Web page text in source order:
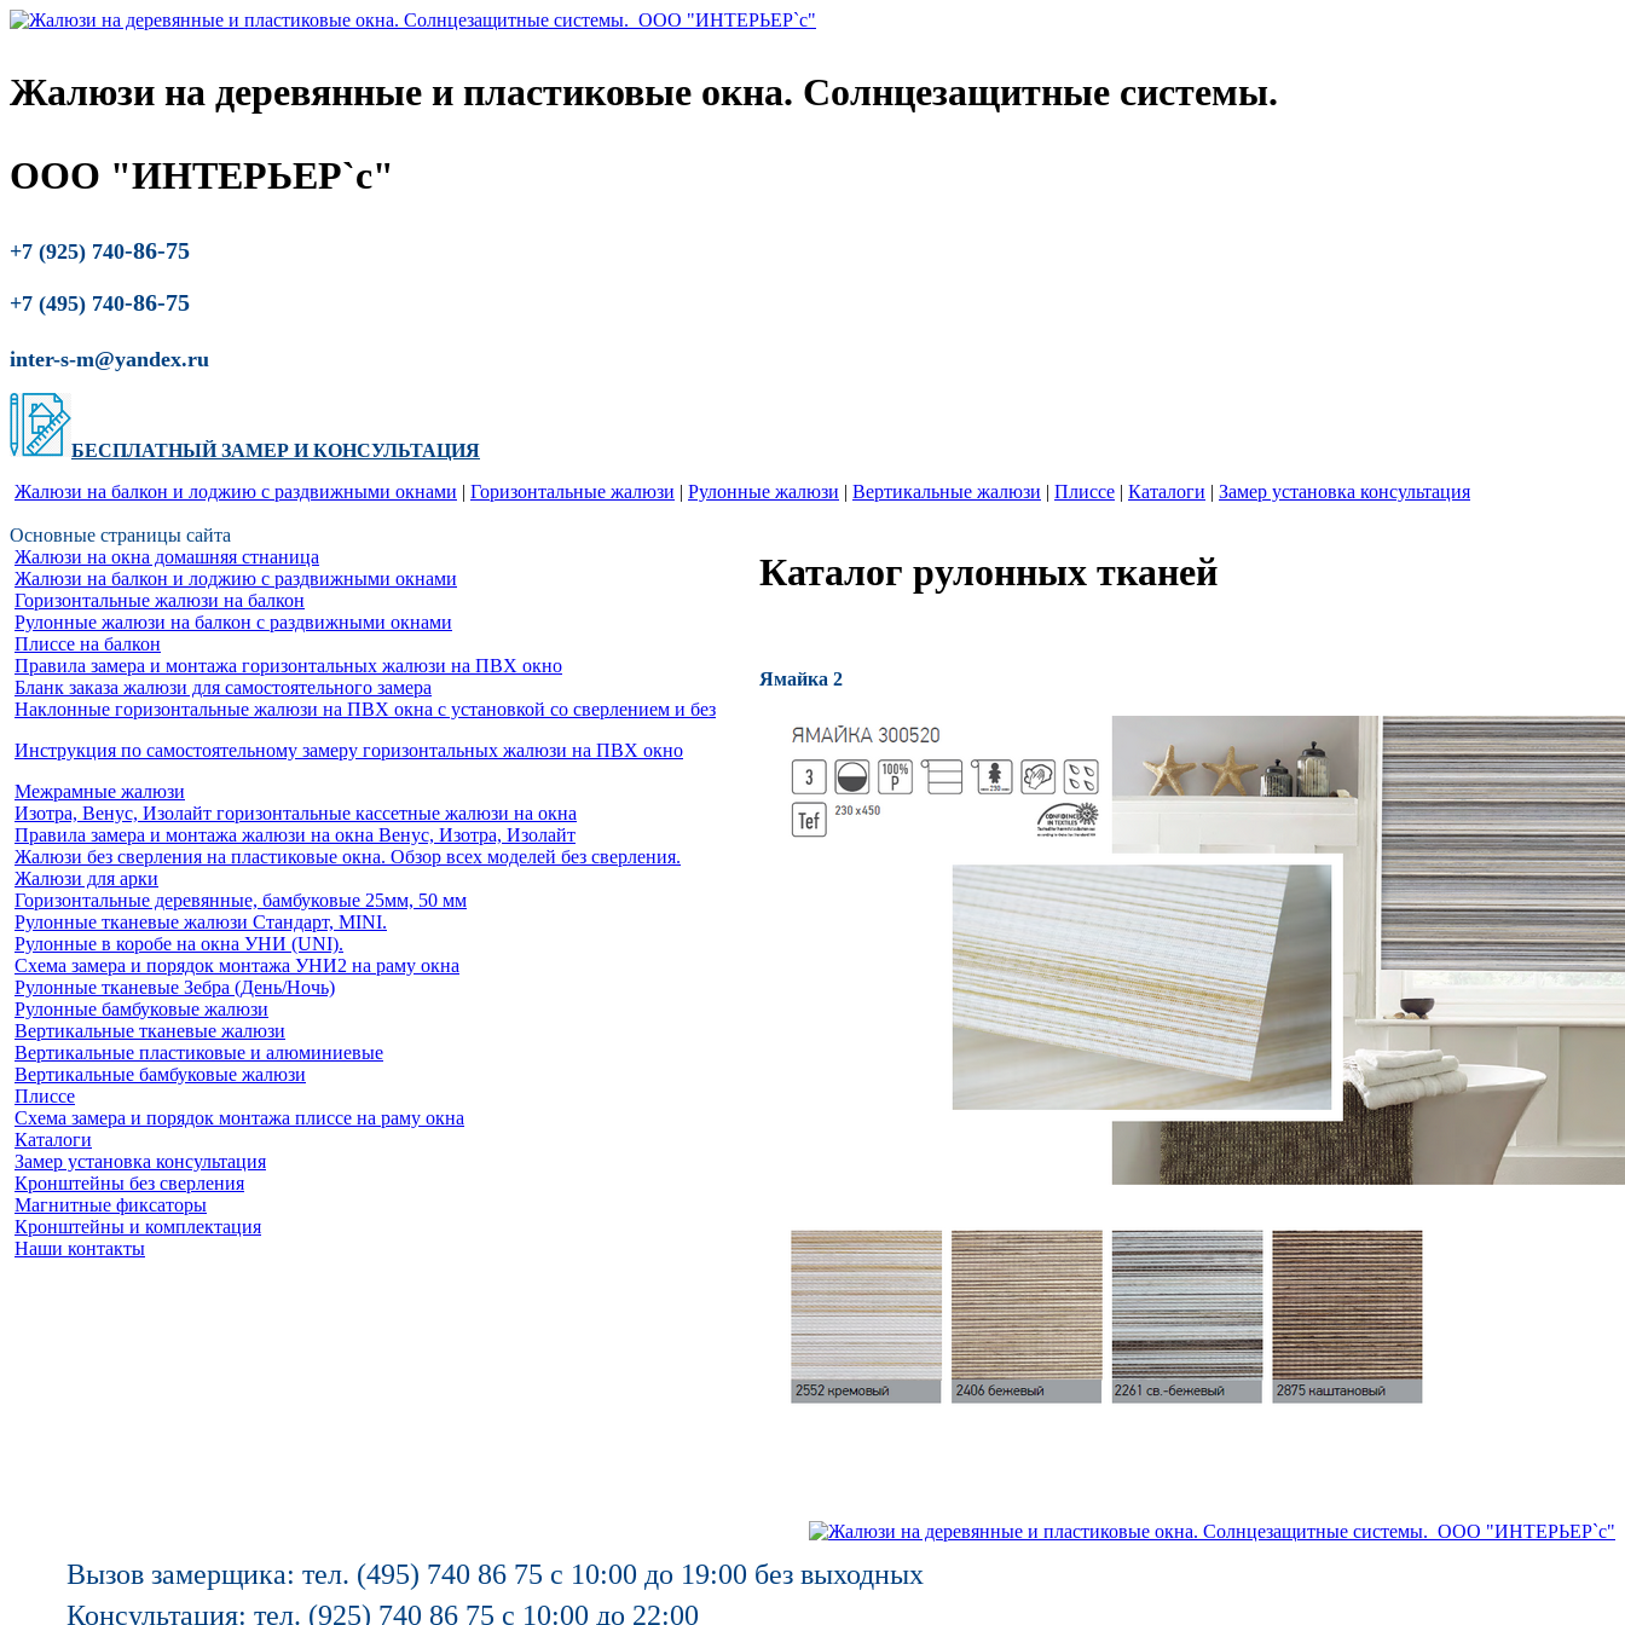
Жалюзи на деревянные и пластиковые окна. Солнцезащитные системы.
ООО "ИНТЕРЬЕР`с"
+7 (925) 740-86-75
+7 (495) 740-86-75
inter-s-m@yandex.ru
БЕСПЛАТНЫЙ ЗАМЕР ИКОНСУЛЬТАЦИЯ
Жалюзи на балкон и лоджию c раздвижными окнами | Горизонтальные жалюзи | Рулонные жалюзи | Вертикальные жалюзи | Плиссе | Каталоги | Замер установка консультация
Основные страницы сайта
Жалюзи на окна домашняя стнаница
Жалюзи на балкон и лоджию c раздвижными окнами
Горизонтальные жалюзи на балкон
Рулонные жалюзи на балкон с раздвижными окнами
Плиссе на балкон
Правила замера и монтажа горизонтальных жалюзи на ПВХ окно
Бланк заказа жалюзи для самостоятельного замера
Наклонные горизонтальные жалюзи на ПВХ окна с установкой со сверлением и без
Инструкция по самостоятельному замеру горизонтальных жалюзи на ПВХ окно
Межрамные жалюзи
Изотра, Венус, Изолайт горизонтальные кассетные жалюзи на окна
Правила замера и монтажа жалюзи на окна Венус, Изотра, Изолайт
Жалюзи без сверления на пластиковые окна. Обзор всех моделей без сверления.
Жалюзи для арки
Горизонтальные деревянные, бамбуковые 25мм, 50 мм
Рулонные тканевые жалюзи Стандарт, MINI.
Рулонные в коробе на окна УНИ (UNI).
Схема замера и порядок монтажа УНИ2 на раму окна
Рулонные тканевые Зебра (День/Ночь)
Рулонные бамбуковые жалюзи
Вертикальные тканевые жалюзи
Вертикальные пластиковые и алюминиевые
Вертикальные бамбуковые жалюзи
Плиссе
Схема замера и порядок монтажа плиссе на раму окна
Каталоги
Замер установка консультация
Кронштейны без сверления
Магнитные фиксаторы
Кронштейны и комплектация
Наши контакты
Каталог рулонных тканей
Ямайка 2
Вызов замерщика: тел. (495) 740 86 75 с 10:00 до 19:00 без выходных
Консультация: тел. (925) 740 86 75 с 10:00 до 22:00